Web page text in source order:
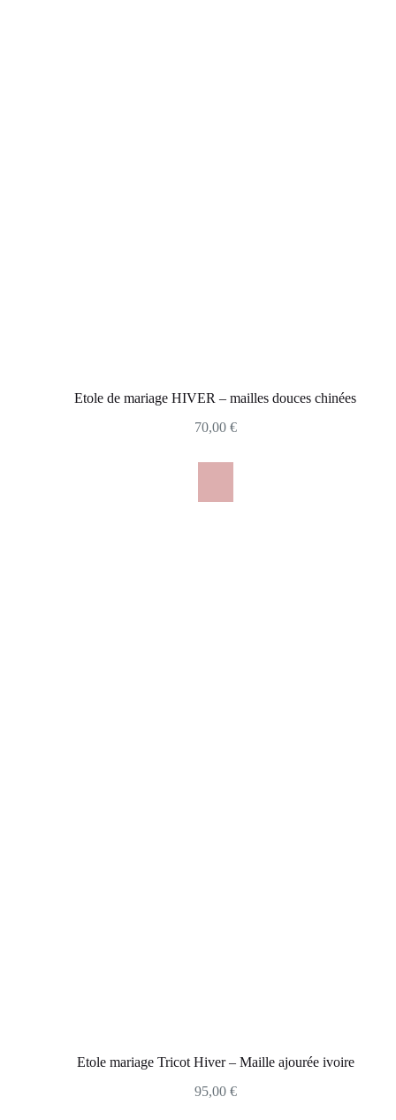
Etole de mariage HIVER – mailles douces chinées
70,00 €
Etole mariage Tricot Hiver – Maille ajourée ivoire
95,00 €